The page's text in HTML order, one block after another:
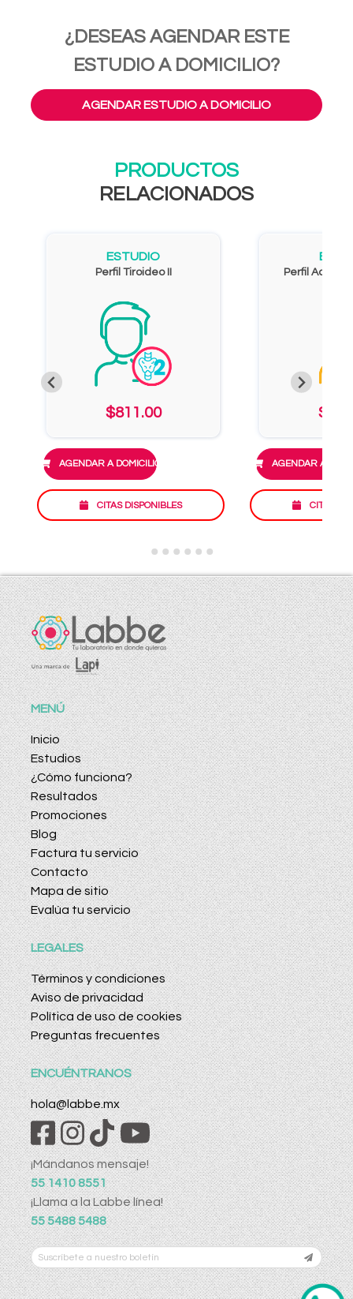
¿DESEAS AGENDAR ESTE
ESTUDIO A DOMICILIO?
AGENDAR ESTUDIO A DOMICILIO
PRODUCTOS
RELACIONADOS
ESTUDIO
Perfil Tiroideo II
$811.00
AGENDAR A DOMICILIO
CITAS DISPONIBLES
Perfil
AGENDAR A
CITAS
MENÚ
Inicio
Estudios
¿Cómo funciona?
Resultados
Promociones
Blog
Factura tu servicio
Contacto
Mapa de sitio
Evalúa tu servicio
LEGALES
Términos y condiciones
Aviso de privacidad
Política de uso de cookies
Preguntas frecuentes
ENCUÉNTRANOS
hola@labbe.mx
¡Mándanos mensaje!
55 1410 8551
¡Llama a la Labbe línea!
55 5488 5488